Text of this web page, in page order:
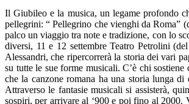
Il Giubileo e la musica, un legame profondo
pellegrini: “ Pellegrino che vienghi da Roma”
palco un viaggio tra note e tradizione, con lo
diversi, 11 e 12 settembre Teatro Petrolini
Alessandri, che ripercorrerà la storia dei vari
su tutte le sue forme musicali. C’è chi
che la canzone romana ha una storia lunga
Attraverso le fantasie musicali si assisterà,
sospiri, per arrivare al ‘900 e poi fino al 2000.